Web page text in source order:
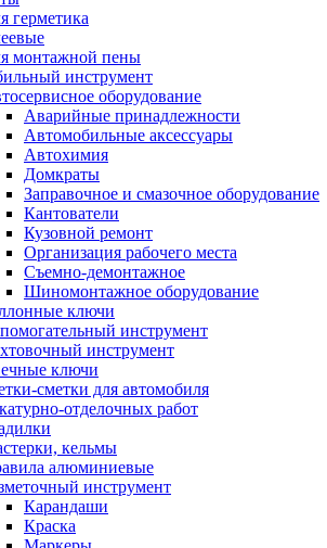
герметика
монтажной пены
инструмент
оборудование
Аварийные принадлежности
Автомобильные аксессуары
Автохимия
Домкраты
Заправочное и смазочное оборудование
Кантователи
Кузовной ремонт
Организация рабочего места
Съемно-демонтажное
Шиномонтажное оборудование
ключи
инструмент
инструмент
ключи
сметки для автомобиля
отделочных работ
кельмы
алюминиевые
инструмент
Карандаши
Краска